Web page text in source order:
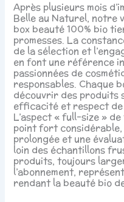
Après plusieurs mois
Belle au Naturel, notre
box beauté 100% bio
promesses. La
de la sélection et
en font une référence
passionnées de
responsables. Chaque
découvrir des produits
efficacité et respect de
L’aspect « full-size »
point fort
prolongée et une
loin des échantillons
produits, toujours
l’abonnement,
rendant la beauté bio